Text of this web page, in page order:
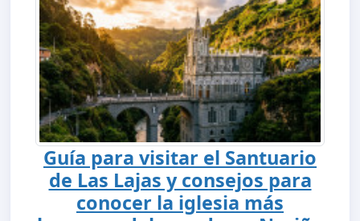
Guía para visitar el Santuario
de Las Lajas y consejos para
conocer la iglesia más